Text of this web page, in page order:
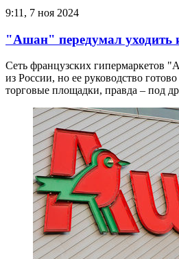
9:11, 7 ноя 2024
"Ашан" передумал уходить
Сеть французских гипермаркетов
из России, но ее руководство
торговые площадки, правда – под